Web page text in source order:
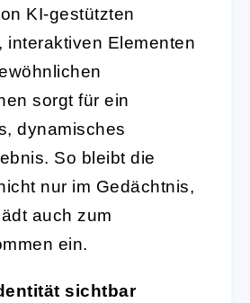
KI-gestützten
interaktiven Elementen
sorgt für ein
dynamisches
So bleibt die
nur im Gedächtnis,
auch zum
ein.
sichtbar